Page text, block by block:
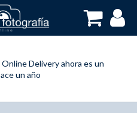
Deliveryahora es un
un año